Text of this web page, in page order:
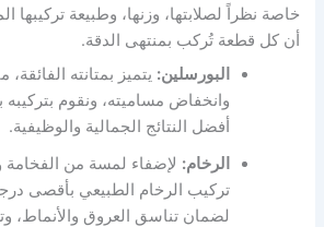
خاصة نظراً لصلابتها، وزنها، وطبيعة تركيبها
أن كل قطعة تُركب بمنتهى الدقة.
البورسلين: يتميز بمتانته الفائقة،
وانخفاض مساميته، ونقوم بتركيبه
أفضل النتائج الجمالية والوظيفية.
الرخام: لإضفاء لمسة من الفخامة
تركيب الرخام الطبيعي بأقصى
لضمان تناسق العروق والأنماط،